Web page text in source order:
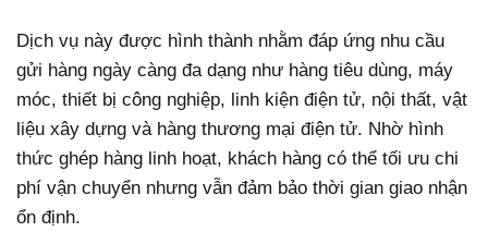
Dịch vụ này được hình thành nhằm đáp ứng nhu cầu
gửi hàng ngày càng đa dạng như hàng tiêu dùng, máy
móc, thiết bị công nghiệp, linh kiện điện tử, nội thất, vật
liệu xây dựng và hàng thương mại điện tử. Nhờ hình
thức ghép hàng linh hoạt, khách hàng có thể tối ưu chi
phí vận chuyển nhưng vẫn đảm bảo thời gian giao nhận
ổn định.